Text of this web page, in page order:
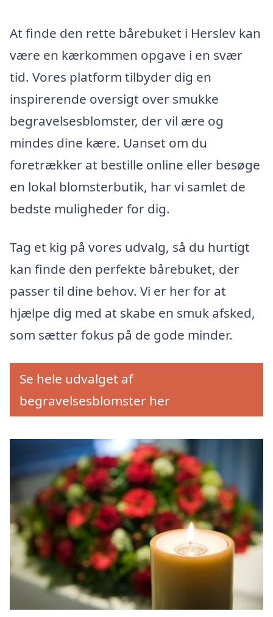
At finde den rette bårebuket i Herslev kan
være en kærkommen opgave i en svær
tid. Vores platform tilbyder dig en
inspirerende oversigt over smukke
begravelsesblomster, der vil ære og
mindes dine kære. Uanset om du
foretrækker at bestille online eller besøge
en lokal blomsterbutik, har vi samlet de
bedste muligheder for dig.
Tag et kig på vores udvalg, så du hurtigt
kan finde den perfekte bårebuket, der
passer til dine behov. Vi er her for at
hjælpe dig med at skabe en smuk afsked,
som sætter fokus på de gode minder.
Se hele udvalget af
begravelsesblomster her